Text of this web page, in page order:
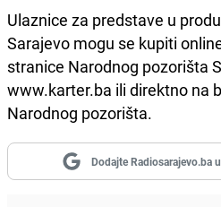
Ulaznice za predstave u
Sarajevo mogu se kupiti
stranice Narodnog pozorišta
www.karter.ba ili direktno na
Narodnog pozorišta.
Dodajte Radiosarajevo.ba